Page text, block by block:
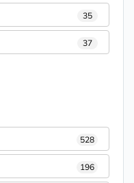
35
37
528
196